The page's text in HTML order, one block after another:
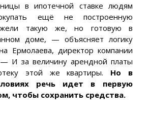
в ипотечной ставке людям
ещё не построенную
такую же, но готовую в
доме, — объясняет логику
Ермолаева, директор компании
— И за величину арендной платы
этой же квартиры. Но в
речь идет в первую
чтобы сохранить средства.